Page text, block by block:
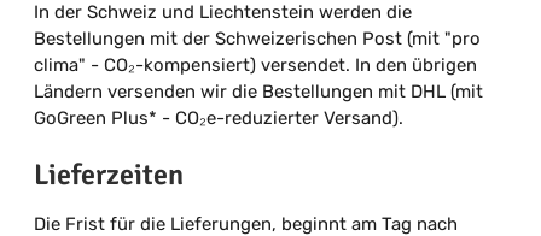
In der Schweiz und Liechtenstein werden die
Bestellungen mit der Schweizerischen Post (mit "pro
clima" - CO₂-kompensiert) versendet. In den übrigen
Ländern versenden wir die Bestellungen mit DHL (mit
GoGreen Plus* - CO₂e-reduzierter Versand).
Lieferzeiten
Die Frist für die Lieferungen, beginnt am Tag nach